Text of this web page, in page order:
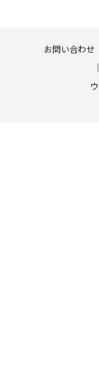
お問い合わせ